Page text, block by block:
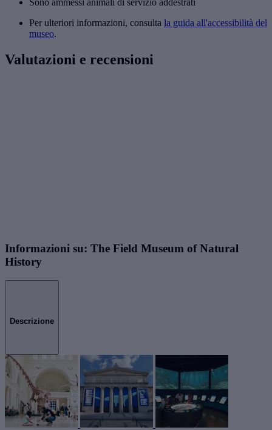
Sono ammessi animali di servizio addestrati
Per ulteriori informazioni, consulta la guida all'accessibilità del
museo.
Valutazioni e recensioni
Informazioni su: The Field Museum of Natural
History
Descrizione